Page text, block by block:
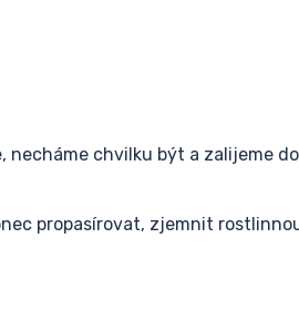
necháme chvilku být a zalijeme
propasírovat, zjemnit